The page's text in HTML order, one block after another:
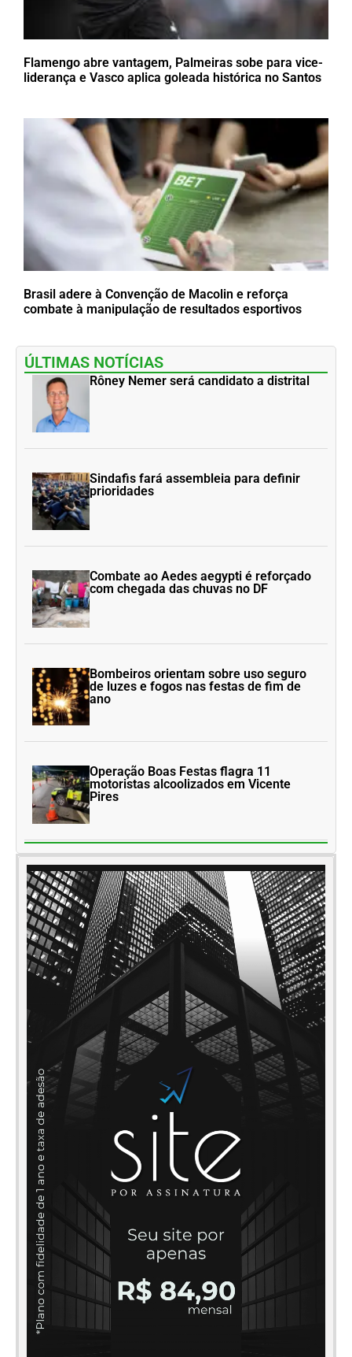
Flamengo abre vantagem, Palmeiras sobe para vice-
liderança e Vasco aplica goleada histórica no Santos
Brasil adere à Convenção de Macolin e reforça
combate à manipulação de resultados esportivos
ÚLTIMAS NOTÍCIAS
Rôney Nemer será candidato a distrital
Sindafis fará assembleia para definir
prioridades
Combate ao Aedes aegypti é reforçado
com chegada das chuvas no DF
Bombeiros orientam sobre uso seguro
de luzes e fogos nas festas de fim de
ano
Operação Boas Festas flagra 11
motoristas alcoolizados em Vicente
Pires